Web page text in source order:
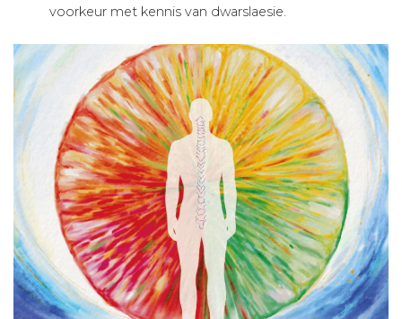
voorkeur met kennis van dwarslaesie.